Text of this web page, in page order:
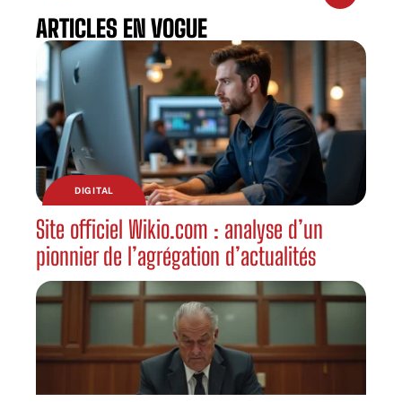
ARTICLES EN VOGUE
DIGITAL
Site officiel Wikio.com : analyse d’un
pionnier de l’agrégation d’actualités